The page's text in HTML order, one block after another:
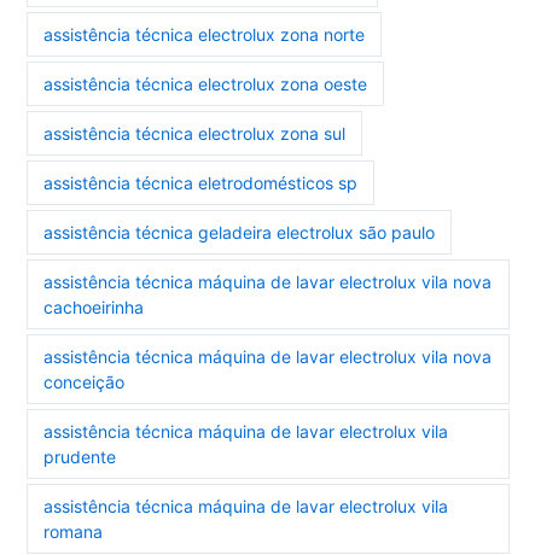
assistência técnica electrolux zona norte
assistência técnica electrolux zona oeste
assistência técnica electrolux zona sul
assistência técnica eletrodomésticos sp
assistência técnica geladeira electrolux são paulo
assistência técnica máquina de lavar electrolux vila nova
cachoeirinha
assistência técnica máquina de lavar electrolux vila nova
conceição
assistência técnica máquina de lavar electrolux vila
prudente
assistência técnica máquina de lavar electrolux vila
romana